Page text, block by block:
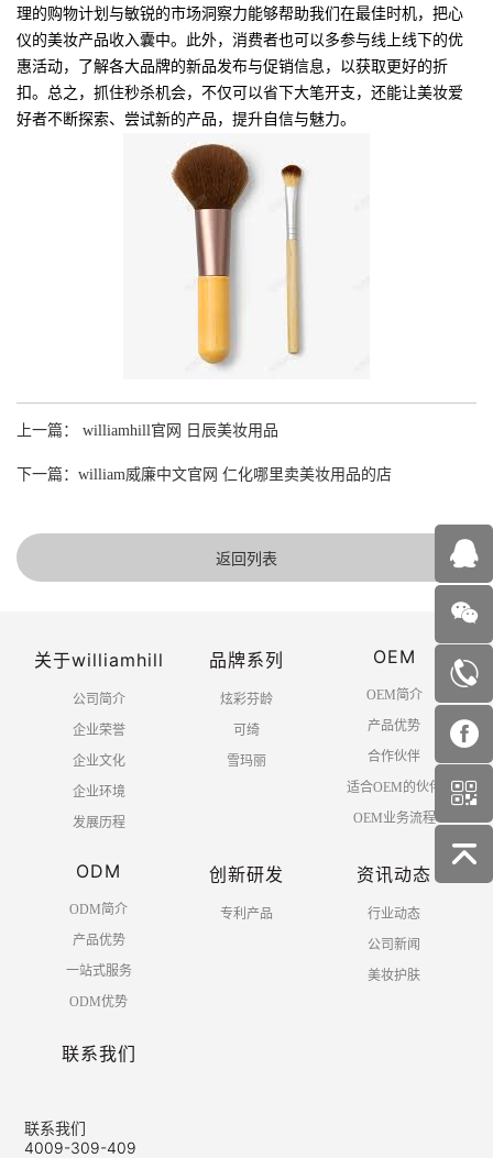
理的购物计划与敏锐的市场洞察力能够帮助我们在最佳时机，把心
仪的美妆产品收入囊中。此外，消费者也可以多参与线上线下的优
惠活动，了解各大品牌的新品发布与促销信息，以获取更好的折
扣。总之，抓住秒杀机会，不仅可以省下大笔开支，还能让美妆爱
好者不断探索、尝试新的产品，提升自信与魅力。
上一篇： williamhill官网 日辰美妆用品
下一篇：william威廉中文官网 仁化哪里卖美妆用品的店
返回列表
关于williamhill
公司简介
企业荣誉
企业文化
企业环境
发展历程
品牌系列
炫彩芬龄
可绮
雪玛丽
OEM
OEM简介
产品优势
合作伙伴
适合OEM的伙伴
OEM业务流程
ODM
ODM简介
产品优势
一站式服务
ODM优势
创新研发
专利产品
资讯动态
行业动态
公司新闻
美妆护肤
联系我们
联系我们
4009-309-409